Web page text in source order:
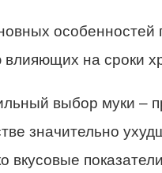
особенностей
влияющих на сроки
выбор муки –
значительно
вкусовые